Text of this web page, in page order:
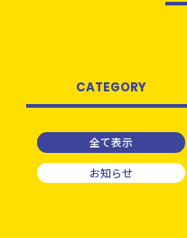
CATEGORY
全て表示
お知らせ